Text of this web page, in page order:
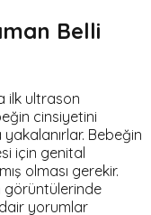
Belli
ilk ultrason
cinsiyetini
Bebeğin
için genital
olması gerekir.
görüntülerinde
yorumlar